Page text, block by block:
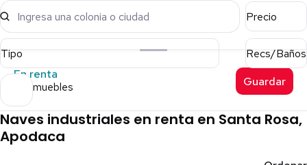
Ingresa una colonia o ciudad Precio
Tipo
Recs/Baños
En renta
17 inmuebles Guardar
Naves industriales en renta en Santa Rosa,
Apodaca